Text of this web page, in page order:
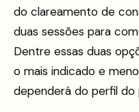
do clareamento de
duas sessões para
Dentre essas duas
o mais indicado e
dependerá do perfil do